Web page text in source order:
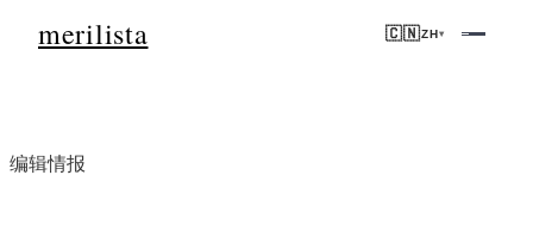
merilista 🇨🇳ZH▾
编辑情报